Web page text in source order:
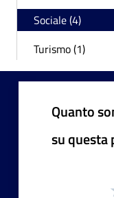
Sociale (4)
Turismo (1)
Quanto
su questa